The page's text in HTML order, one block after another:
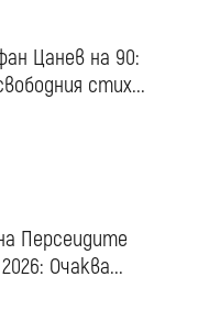
Цанев на 90:
стих...
Персеидите
Очаква...